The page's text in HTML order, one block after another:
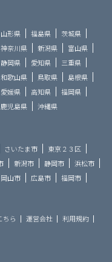
山形県 福島県
茨城県
神奈川県 新潟県
富山県
静岡県 愛知県
三重県
和歌山県 鳥取県
島根県
愛媛県 高知県
福岡県
鹿児島県 沖縄県
さいたま市
東京２３区
新潟市 静岡市
浜松市
岡山市 広島市
福岡市
ちら 運営会社
利用規約